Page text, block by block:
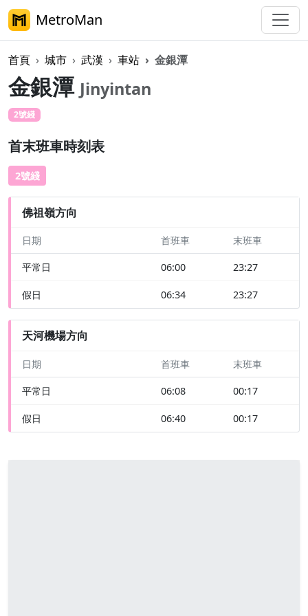
MetroMan
首頁 城市 武漢 車站 金銀潭
金銀潭 Jinyintan
2號綫
首末班車時刻表
2號綫
佛祖嶺方向
日期 首班車 末班車
平常日 06:00 23:27
假日 06:34 23:27
天河機場方向
日期 首班車 末班車
平常日 06:08 00:17
假日 06:40 00:17